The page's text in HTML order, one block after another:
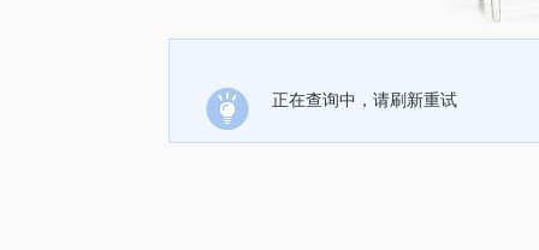
正在查询中，请刷新重试